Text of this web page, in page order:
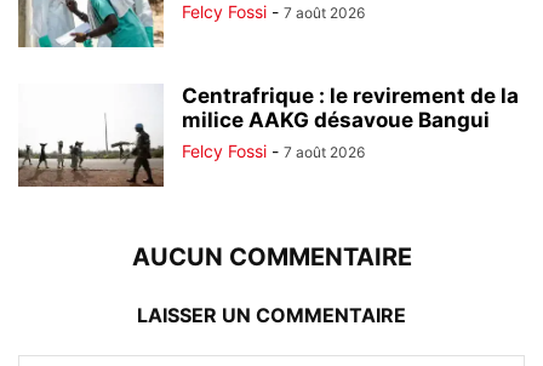
Felcy Fossi - 7 août 2026
Centrafrique : le revirement de la
milice AAKG désavoue Bangui
Felcy Fossi - 7 août 2026
AUCUN COMMENTAIRE
LAISSER UN COMMENTAIRE